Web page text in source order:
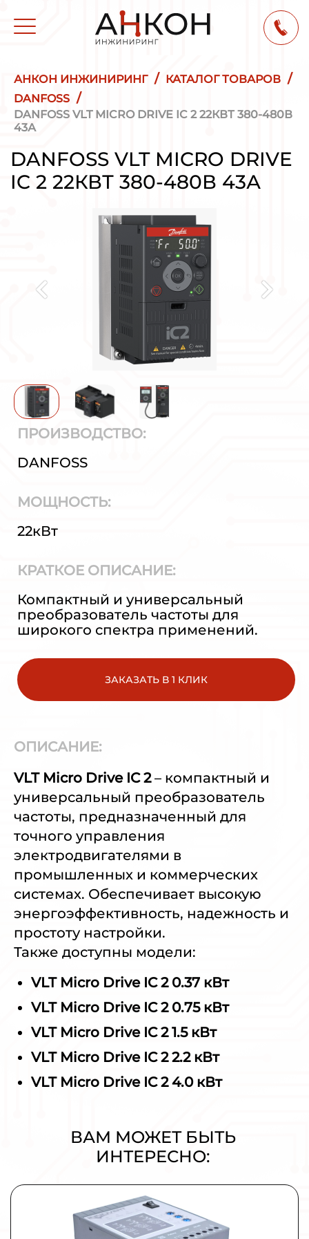
АНКОН ИНЖИНИРИНГ / КАТАЛОГ ТОВАРОВ /
DANFOSS /
DANFOSS VLT MICRO DRIVE IC 2 22КВТ 380-480В
43А
DANFOSS VLT MICRO DRIVE
IC 2 22КВТ 380-480В 43А
ПРОИЗВОДСТВО:
DANFOSS
МОЩНОСТЬ:
22кВт
КРАТКОЕ ОПИСАНИЕ:
Компактный и универсальный
преобразователь частоты для
широкого спектра применений.
ЗАКАЗАТЬ В 1 КЛИК
ОПИСАНИЕ:
VLT Micro Drive IC 2– компактный и
универсальный преобразователь
частоты, предназначенный для
точного управления
электродвигателями в
промышленных и коммерческих
системах. Обеспечивает высокую
энергоэффективность, надежность и
простоту настройки.
Также доступны модели:
VLT Micro Drive IC 2 0.37 кВт
VLT Micro Drive IC 2 0.75 кВт
VLT Micro Drive IC 2 1.5 кВт
VLT Micro Drive IC 2 2.2 кВт
VLT Micro Drive IC 2 4.0 кВт
ВАМ МОЖЕТ БЫТЬ
ИНТЕРЕСНО:
Плавный пуск и останов INNOVERT
SSD751A43E 0,75кВт 380В 1,5А